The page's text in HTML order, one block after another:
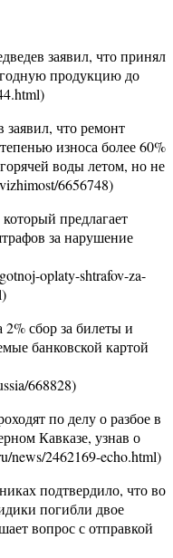
заявил, что принял
продукцию до
что ремонт
износа более 60%
воды летом, но не
6656748)
предлагает
за нарушение
oplaty-shtrafov-za-
сбор за билеты и
банковской картой
668828)
по делу о разбое в
Кавказе, узнав о
news/2462169-echo.html)
подтвердило, что во
погибли двое
вопрос с отправкой